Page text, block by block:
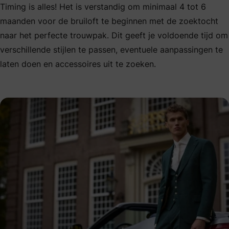
Timing is alles! Het is verstandig om minimaal 4 tot 6
maanden voor de bruiloft te beginnen met de zoektocht
naar het perfecte trouwpak. Dit geeft je voldoende tijd om
verschillende stijlen te passen, eventuele aanpassingen te
laten doen en accessoires uit te zoeken.